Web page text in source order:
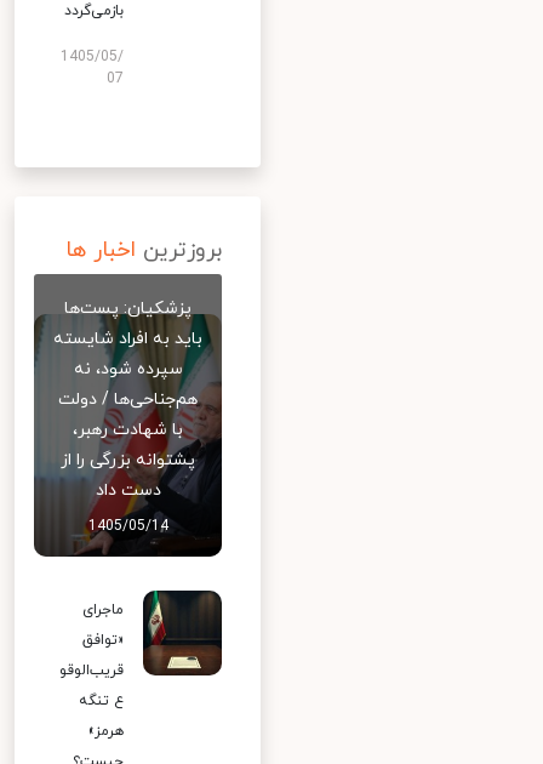
بازمی‌گردد
1405/05/
07
بروزترین اخبار ها
پزشکیان: پست‌ها
باید به افراد شایسته
سپرده شود، نه
هم‌جناحی‌ها / دولت
با شهادت رهبر،
پشتوانه بزرگی را از
دست داد
1405/05/14
ماجرای
«توافق
قریب‌الوقو
ع تنگه
هرمز»